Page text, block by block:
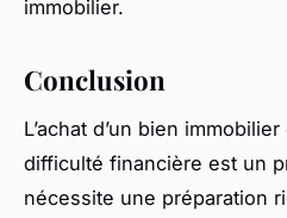
immobilier.
Conclusion
L’achat d’un bien
difficulté financière est un
nécessite une préparation